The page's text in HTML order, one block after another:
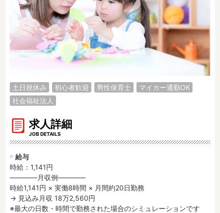
土日祝休み 初心者歓迎 男性保育士
マイカー通勤OK
社会福祉法人
求人詳細
JOB DETAILS
給与
時給：1,141円
――――月収例――――
時給1,141円 × 実働8時間 × 月間約20日勤務
→ 見込み月収 18万2,560円
※最大の日数・時間で勤務された場合のシミュレーションです
放課後児童支援員
学童スタッフ
栄養士
調理師
調理補助
看護師
保育事務
その他
施設形態
公立保育園
私立認可保育園
認定こども園
小規模認可保育園
病院内保育所
子育て支援センター
放課後等デイサービ
ス
その他施設